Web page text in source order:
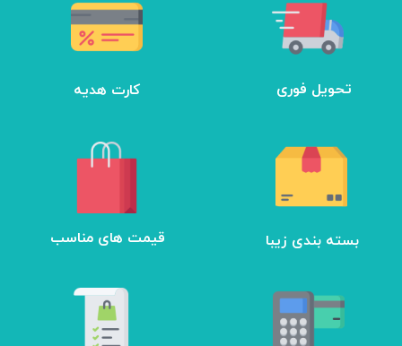
تحویل فوری کارت هدیه
​قیمت های مناسب بسته بندی زیبا